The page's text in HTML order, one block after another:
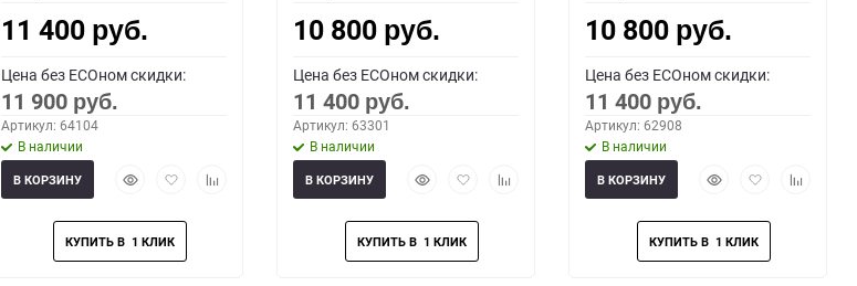
11 400 руб.
Цена без ECOном скидки:
11 900 руб.
Артикул: 64104
В наличии
БыстрыйДобавить
избранное
Добавить
В КОРЗИНУ
10 800 руб.
Цена без ECOном скидки:
11 400 руб.
Артикул: 63301
В наличии
БыстрыйДобавить
избранное
Добавить
В КОРЗИНУ
10 800 руб.
Цена без ECOном скидки:
11 400 руб.
Артикул: 62908
В наличии
БыстрыйДобавить
избранное
Добавить
В КОРЗИНУ